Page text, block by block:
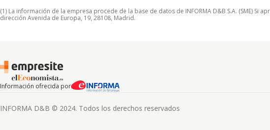
(1) La información de la empresa procede de la base de datos de INFORMA D&B S.A. (SME)
dirección Avenida de Europa, 19, 28108, Madrid.
Información ofrecida por
INFORMA D&B © 2024. Todos los derechos reservados